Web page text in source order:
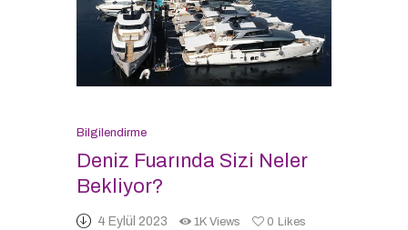
Bilgilendirme
Deniz Fuarında Sizi Neler
Bekliyor?
4 Eylül 2023 1K Views 0 Likes